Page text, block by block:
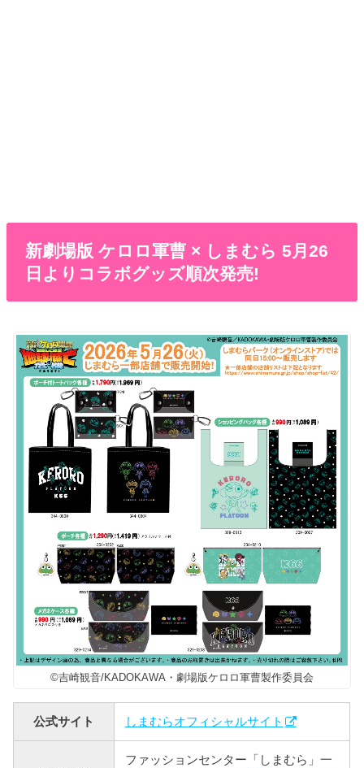
新劇場版 ケロロ軍曹 × しまむら 5月26
日よりコラボグッズ順次発売!
©吉崎観音/KADOKAWA・劇場版ケロロ軍曹製作委員会
公式サイト しまむらオフィシャルサイト
ファッションセンター「しまむら」一